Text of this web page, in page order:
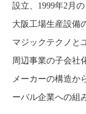
設立、1999年2月
大阪工場生産設備
マジックテクノと
周辺事業の子会社
メーカーの構造か
ーバル企業への組